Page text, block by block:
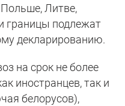
Литве,
границы подлежат
декларированию.
на срок не более
иностранцев, так и
белорусов),